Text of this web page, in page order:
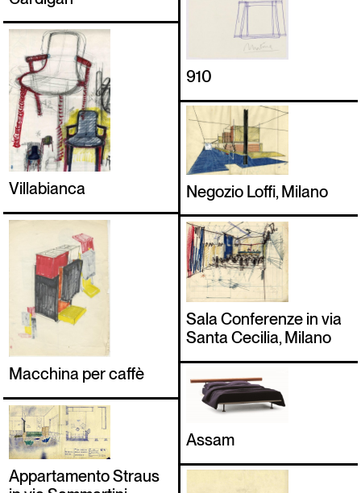
Assam
Appartamento Straus
Macchina per caffè
Villabianca Negozio Loffi, Milano
910
Sala Conferenze in via
Santa Cecilia, Milano